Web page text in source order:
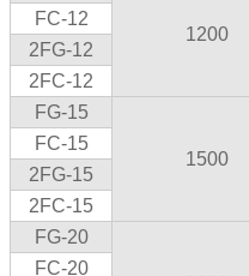
1200
FC-12
2FG-12
2FC-12
FG-15
1500
FC-15
2FG-15
2FC-15
FG-20
FC-20